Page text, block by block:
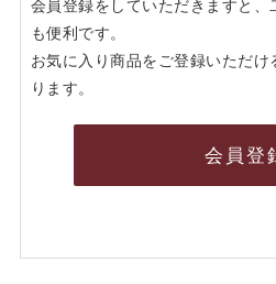
会員登録をしていただきますと
も便利です。
お気に入り商品をご登録いただ
ります。
会員登